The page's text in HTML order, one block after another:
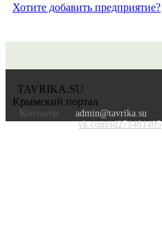
Хотите добавить предприятие?
TAVRIKA.SU
Крымский портал
Контакты
admin@tavrika.su
vk.com/id271481405